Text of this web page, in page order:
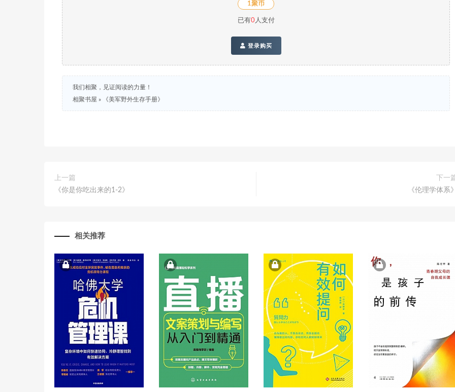
1聚币
已有0人支付
登录购买
我们相聚，见证阅读的力量！
相聚书屋 » 《美军野外生存手册》
上一篇
《你是你吃出来的1-2》
下一
《伦理学体系
相关推荐